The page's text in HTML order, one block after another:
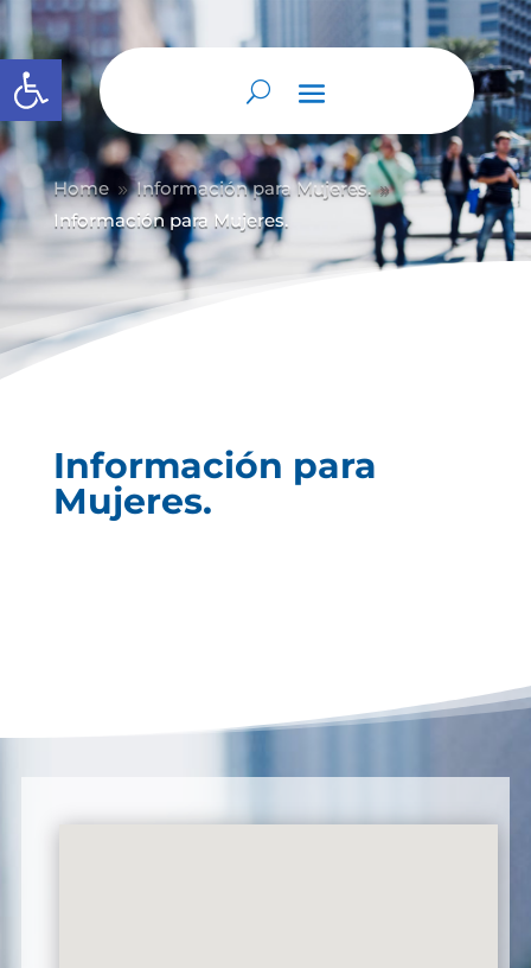
Abrir barra de herramientas
Home 9 Información para Mujeres. 9
Información para Mujeres.
Información para
Mujeres.